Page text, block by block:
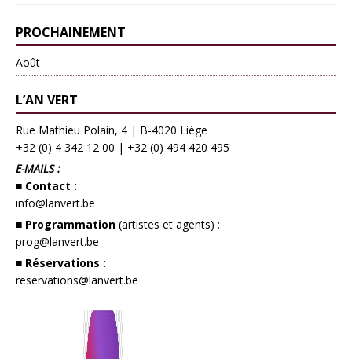
PROCHAINEMENT
Août
L’AN VERT
Rue Mathieu Polain, 4 | B-4020 Liège
+32 (0) 4 342 12 00 | +32 (0) 494 420 495
E-MAILS :
■ Contact :
info@lanvert.be
■ Programmation (artistes et agents) :
prog@lanvert.be
■ Réservations :
reservations@lanvert.be